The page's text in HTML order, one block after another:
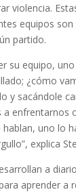
violencia.
equipos
partido.
su equipo,
¿cómo
y sacándole
a enfrentarnos
uno lo
explica
a
aprender a